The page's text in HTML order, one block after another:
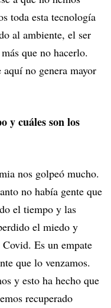
toda esta tecnología
al ambiente, el ser
que no hacerlo.
no genera mayor
y cuáles son los
nos golpeó mucho.
no había gente que
el tiempo y las
el miedo y
Es un empate
que lo venzamos.
y esto ha hecho que
recuperado